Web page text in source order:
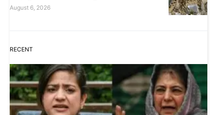
August 6, 2026
RECENT